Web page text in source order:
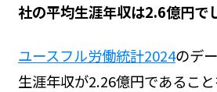
社の平均生涯年収は2.6億円で
ユースフル労働統計2024のデ
生涯年収が2.26億円であること